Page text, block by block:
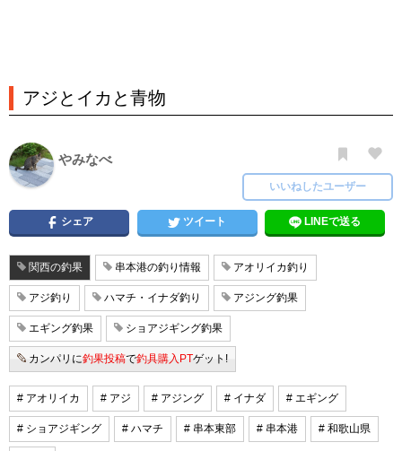
アジとイカと青物
やみなべ
いいねしたユーザー
シェア ツイート LINEで送る
関西の釣果 串本港の釣り情報 アオリイカ釣り
アジ釣り ハマチ・イナダ釣り アジング釣果
エギング釣果 ショアジギング釣果
カンパリに釣果投稿で釣具購入PTゲット!
# アオリイカ # アジ # アジング # イナダ # エギング
# ショアジギング # ハマチ # 串本東部 # 串本港 # 和歌山県